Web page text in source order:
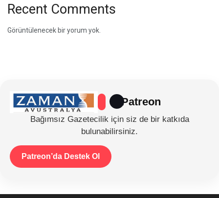
Recent Comments
Görüntülenecek bir yorum yok.
Patreon
Bağımsız Gazetecilik için siz de bir katkıda
bulunabilirsiniz.
Patreon’da Destek Ol